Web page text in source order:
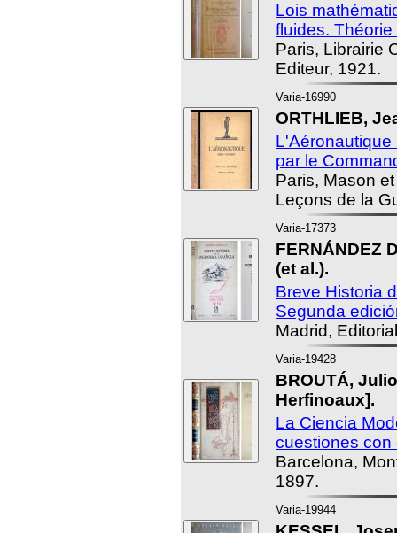
Lois
fluides.
Paris, Librairie
Editeur, 1921.
Varia-16990
ORTHLIEB,
L'Aéronautique
par le
Paris, Mason
Leçons de la
Varia-17373
FERNÁNDEZ
(et al.).
Breve Historia
Segunda
Madrid,
Varia-19428
BROUTÁ,
Herfinoaux].
La Ciencia
cuestiones con
Barcelona,
1897.
Varia-19944